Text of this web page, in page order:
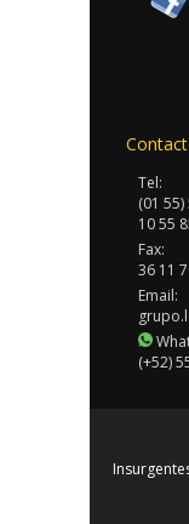
Tel:
(01
10 55
Fax:
36 11
Email:
(+52)